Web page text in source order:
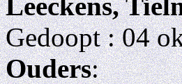
Gedoopt : 04
Ouders: